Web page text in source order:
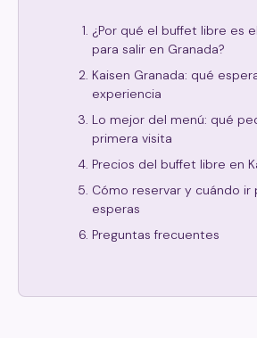
¿Por qué el buffet libre es
para salir en Granada?
Kaisen Granada: qué
experiencia
Lo mejor del menú: qué
primera visita
Precios del buffet libre en
Cómo reservar y cuándo ir
esperas
Preguntas frecuentes